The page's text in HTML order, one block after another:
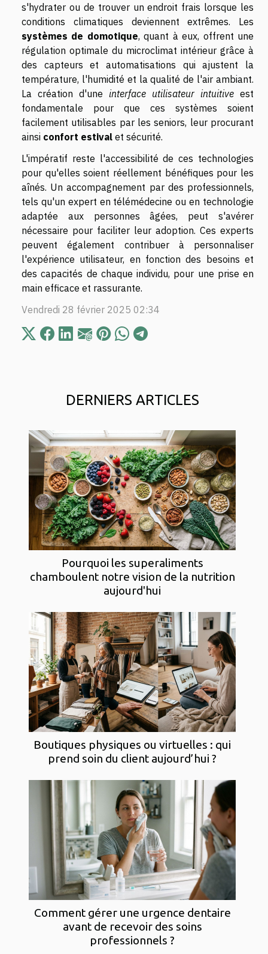
DERNIERS ARTICLES
Pourquoi les superaliments
chamboulent notre vision de la nutrition
aujourd'hui
Boutiques physiques ou virtuelles : qui
prend soin du client aujourd’hui ?
Comment gérer une urgence dentaire
avant de recevoir des soins
professionnels ?
s'hydrater ou de trouver un endroit frais lorsque les
conditions climatiques deviennent extrêmes. Les
systèmes de domotique, quant à eux, offrent une
régulation optimale du microclimat intérieur grâce à
des capteurs et automatisations qui ajustent la
température, l'humidité et la qualité de l'air ambiant.
La création d'une interface utilisateur intuitive est
fondamentale pour que ces systèmes soient
facilement utilisables par les seniors, leur procurant
ainsi confort estival et sécurité.
L'impératif reste l'accessibilité de ces technologies
pour qu'elles soient réellement bénéfiques pour les
aînés. Un accompagnement par des professionnels,
tels qu'un expert en télémédecine ou en technologie
adaptée aux personnes âgées, peut s'avérer
nécessaire pour faciliter leur adoption. Ces experts
peuvent également contribuer à personnaliser
l'expérience utilisateur, en fonction des besoins et
des capacités de chaque individu, pour une prise en
main efficace et rassurante.
Vendredi 28 février 2025 02:34